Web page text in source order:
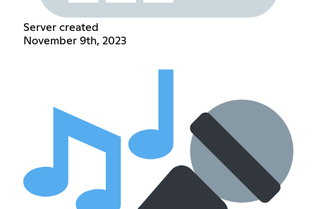
Server created
November 9th, 2023